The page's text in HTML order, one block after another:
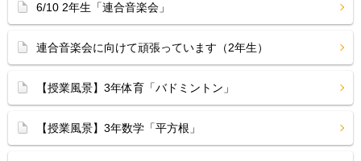
6/10 2年生「連合音楽会」
連合音楽会に向けて頑張っています（2年生）
【授業風景】3年体育「バドミントン」
【授業風景】3年数学「平方根」